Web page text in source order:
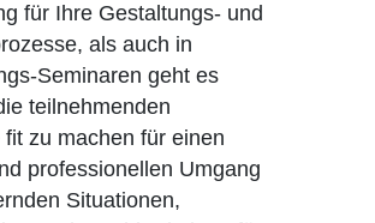
für Ihre Gestaltungs- und
als auch in
Seminaren geht es
teilnehmenden
zu machen für einen
professionellen Umgang
Situationen,